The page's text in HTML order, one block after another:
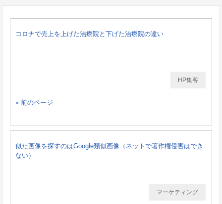
コロナで売上を上げた治療院と下げた治療院の違い
HP集客
« 前のページ
似た画像を探すのはGoogle類似画像（ネットで著作権侵害はでき
ない）
マーケティング